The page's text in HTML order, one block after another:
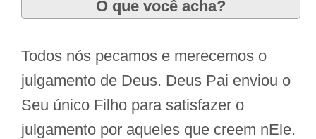
O que você acha?
Todos nós pecamos e merecemos o
julgamento de Deus. Deus Pai enviou o
Seu único Filho para satisfazer o
julgamento por aqueles que creem nEle.